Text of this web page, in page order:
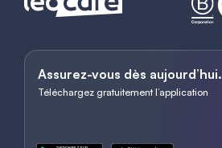
Assurez-vous dès aujourd’hui.
Téléchargez gratuitement l’application